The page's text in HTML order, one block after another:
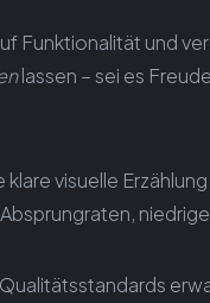
Funktionalität und
lassen – sei es
visuelle